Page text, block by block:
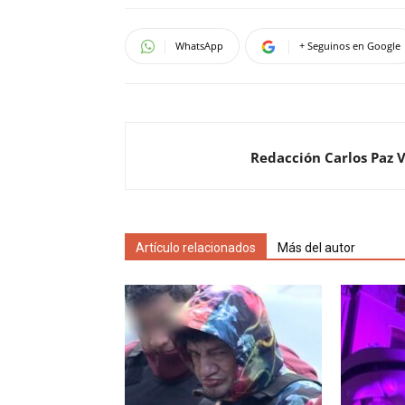
WhatsApp + Seguinos en Google
Redacción Carlos Paz
Artículo relacionados Más del autor